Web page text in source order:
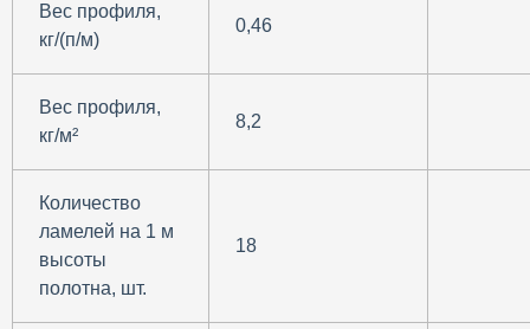
Вес профиля,
кг/(п/м)
0,46
Вес профиля,
кг/м²
8,2
Количество
ламелей на 1 м
высоты
полотна, шт.
18